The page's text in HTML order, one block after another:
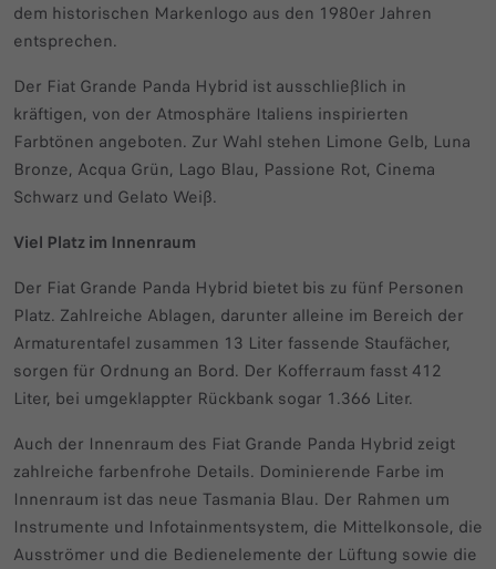
dem historischen Markenlogo aus den 1980er Jahren
entsprechen.
Der Fiat Grande Panda Hybrid ist ausschließlich in
kräftigen, von der Atmosphäre Italiens inspirierten
Farbtönen angeboten. Zur Wahl stehen Limone Gelb, Luna
Bronze, Acqua Grün, Lago Blau, Passione Rot, Cinema
Schwarz und Gelato Weiß.
Viel Platz im Innenraum
Der Fiat Grande Panda Hybrid bietet bis zu fünf Personen
Platz. Zahlreiche Ablagen, darunter alleine im Bereich der
Armaturentafel zusammen 13 Liter fassende Staufächer,
sorgen für Ordnung an Bord. Der Kofferraum fasst 412
Liter, bei umgeklappter Rückbank sogar 1.366 Liter.
Auch der Innenraum des Fiat Grande Panda Hybrid zeigt
zahlreiche farbenfrohe Details. Dominierende Farbe im
Innenraum ist das neue Tasmania Blau. Der Rahmen um
Instrumente und Infotainmentsystem, die Mittelkonsole, die
Ausströmer und die Bedienelemente der Lüftung sowie die